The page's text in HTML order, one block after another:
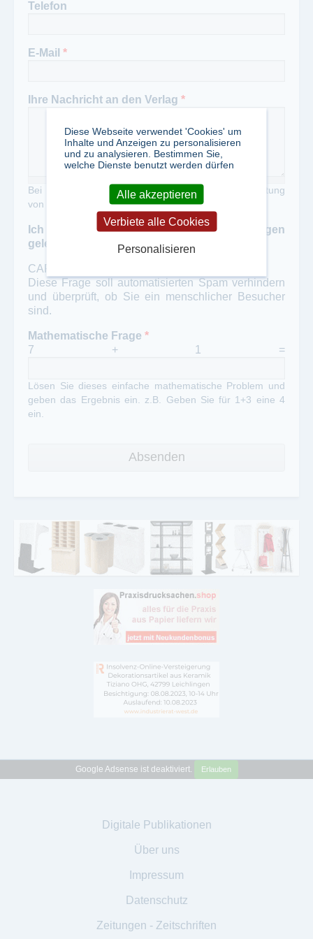
Telefon
E-Mail *
Ihre Nachricht an den Verlag *
Bei Zweckentfremdung unseres Portals zur Verbreitung
von Werbung erheben wir eine Gebühr von 50,- €
Ich habe die Datenschutzbestimmungen
gelesen und akzeptiert
CAPTCHA
Diese Frage soll automatisierten Spam verhindern
und überprüft, ob Sie ein menschlicher Besucher
sind.
Mathematische Frage *
7 + 1 =
Lösen Sie dieses einfache mathematische Problem und
geben das Ergebnis ein. z.B. Geben Sie für 1+3 eine 4
ein.
Google Adsense ist deaktiviert. Erlauben
Digitale Publikationen
Über uns
Impressum
Datenschutz
Zeitungen - Zeitschriften
Diese Webseite verwendet 'Cookies' um
Inhalte und Anzeigen zu personalisieren
und zu analysieren. Bestimmen Sie,
welche Dienste benutzt werden dürfen
Alle akzeptieren
Verbiete alle Cookies
Personalisieren